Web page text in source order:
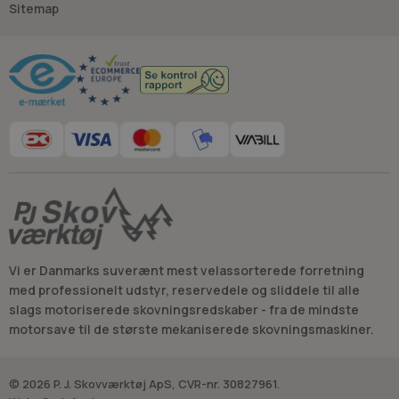
Til beskæring findes også et nært beslægtet område med
Udvælgelse af reservedele: model, version og korrekt
del
fra den præcise modelbetegnelse og den konkrete version af
maskinen samt redskabs-/aggregattypen. Ved udskiftning af
tilslutninger og placering i maskinen med den del, der sidder
monteret.
Sitemap
Vi er Danmarks suverænt mest velassorterede forretning
med professionelt udstyr, reservedele og sliddele til alle
slags motoriserede skovningsredskaber - fra de mindste
motorsave til de største mekaniserede skovningsmaskiner.
© 2026 P. J. Skovværktøj ApS, CVR-nr. 30827961.